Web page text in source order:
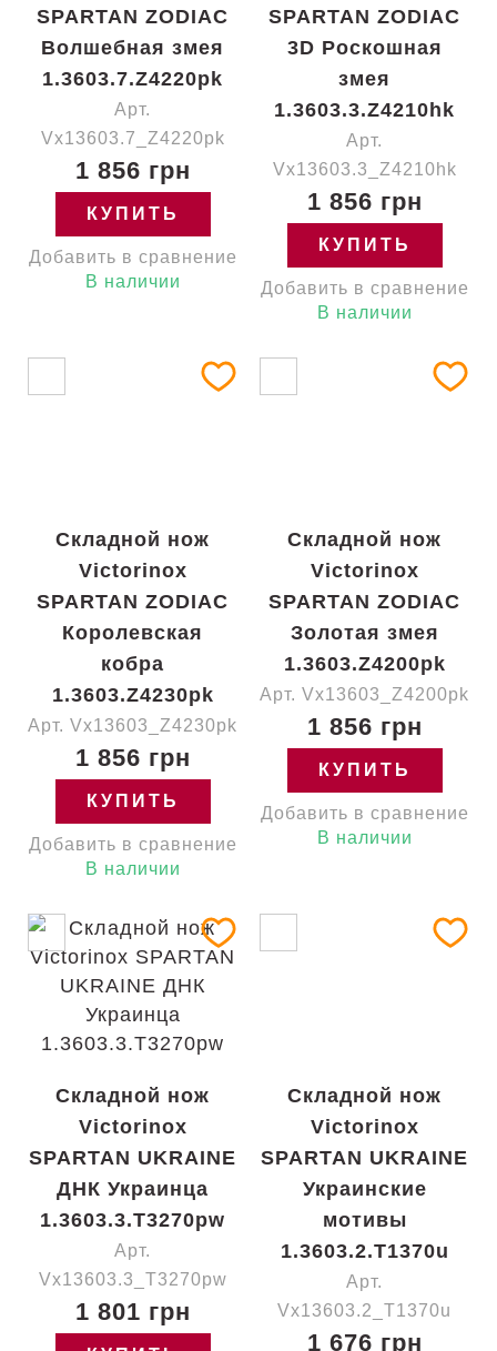
SPARTAN ZODIAC
Волшебная змея
1.3603.7.Z4220pk
Арт.
Vx13603.7_Z4220pk
1 856 грн
КУПИТЬ
Добавить в сравнение
В наличии
SPARTAN ZODIAC
3D Роскошная
змея
1.3603.3.Z4210hk
Арт.
Vx13603.3_Z4210hk
1 856 грн
КУПИТЬ
Добавить в сравнение
В наличии
Складной нож
Victorinox
SPARTAN ZODIAC
Королевская
кобра
1.3603.Z4230pk
Арт. Vx13603_Z4230pk
1 856 грн
КУПИТЬ
Добавить в сравнение
В наличии
Складной нож
Victorinox
SPARTAN ZODIAC
Золотая змея
1.3603.Z4200pk
Арт. Vx13603_Z4200pk
1 856 грн
КУПИТЬ
Добавить в сравнение
В наличии
Складной нож
Victorinox
SPARTAN UKRAINE
ДНК Украинца
1.3603.3.T3270pw
Арт.
Vx13603.3_T3270pw
1 801 грн
Складной нож
Victorinox
SPARTAN UKRAINE
Украинские
мотивы
1.3603.2.T1370u
Арт.
Vx13603.2_T1370u
1 676 грн